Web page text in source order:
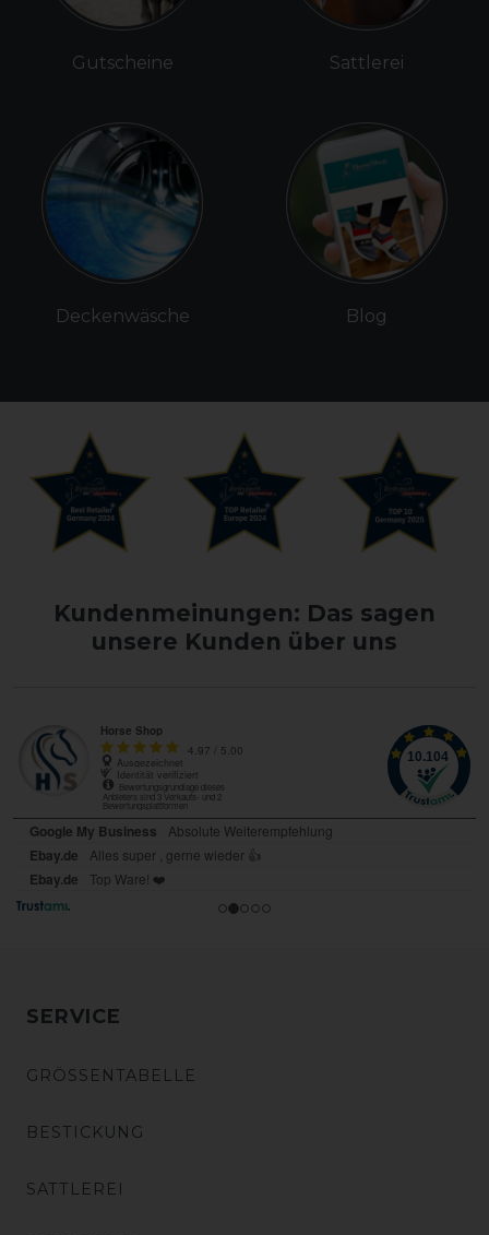
Gutscheine
Deckenwäsche
Sattlerei
Blog
Kundenmeinungen: Das sagen
unsere Kunden über uns
SERVICE
GRÖSSENTABELLE
BESTICKUNG
SATTLEREI